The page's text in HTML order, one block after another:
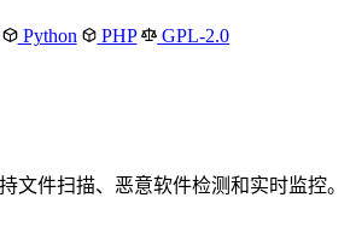
Python PHP GPL-2.0
文件扫描、恶意软件检测和实时监控。